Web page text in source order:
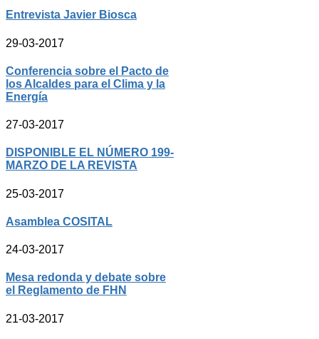
Entrevista Javier Biosca
29-03-2017
Conferencia sobre el Pacto de
los Alcaldes para el Clima y la
Energía
27-03-2017
DISPONIBLE EL NÚMERO 199-
MARZO DE LA REVISTA
25-03-2017
Asamblea COSITAL
24-03-2017
Mesa redonda y debate sobre
el Reglamento de FHN
21-03-2017